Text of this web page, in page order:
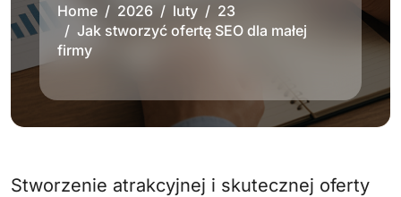
Home 2026 luty
23
Jak stworzyć ofertę SEO dla małej
firmy
Stworzenie atrakcyjnej i skutecznej oferty